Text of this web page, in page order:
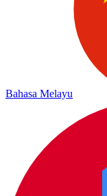
Bahasa Melayu